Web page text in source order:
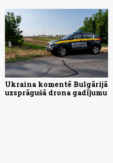
Ukraina komentē Bulgārijā
uzsprāgušā drona gadījumu